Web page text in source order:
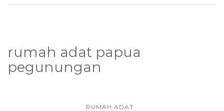
rumah adat papua
pegunungan
RUMAH ADAT